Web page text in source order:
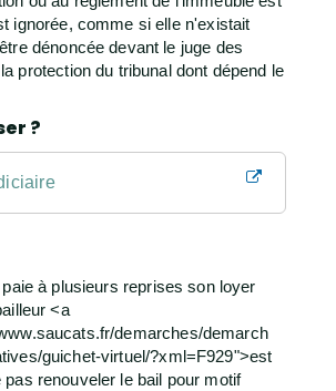
ignorée, comme si elle n'existait
dénoncée devant le juge des
protection du tribunal dont dépend le
?
à plusieurs reprises son loyer
<a
demarches/demarch
guichet-virtuel/?xml=F929">est
pas renouveler le bail pour motif